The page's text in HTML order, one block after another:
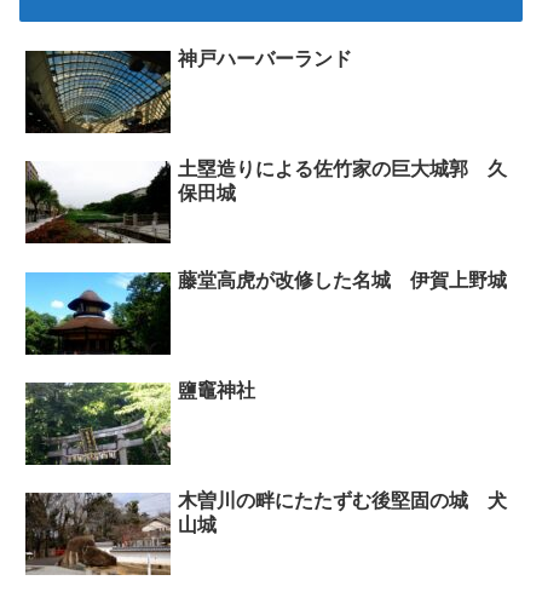
神戸ハーバーランド
土塁造りによる佐竹家の巨大城郭 久
保田城
藤堂高虎が改修した名城 伊賀上野城
鹽竈神社
木曽川の畔にたたずむ後堅固の城 犬
山城